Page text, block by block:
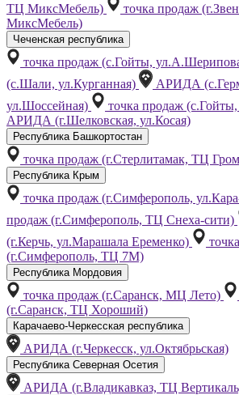
ТЦ МиксМебель)
точка продаж
МиксМебель)
Чеченская республика
точка продаж (с.Гойты,
(с.Шали, ул.Курганная)
АРИДА
ул.Шоссейная)
точка продаж
АРИДА (г.Шелковская, ул.Косая)
Республика Башкортостан
точка продаж (г.Стерлитамак, ТЦ
Республика Крым
точка продаж (г.Симферополь,
продаж (г.Симферополь, ТЦ Снеха-сити)
(г.Керчь, ул.Марашала Еременко)
(г.Симферополь, ТЦ 7М)
Республика Мордовия
точка продаж (г.Саранск, МЦ Лето)
(г.Саранск, ТЦ Хороший)
Карачаево-Черкесская республика
АРИДА (г.Черкесск, ул.Октябрьская)
Республика Северная Осетия
АРИДА (г.Владикавказ, ТЦ